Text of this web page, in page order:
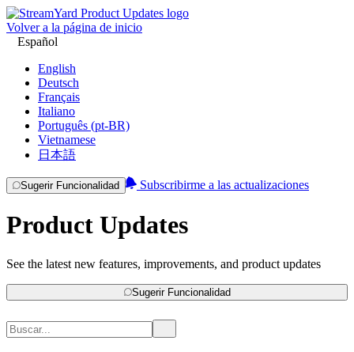
Volver a la página de inicio
Español
English
Deutsch
Français
Italiano
Português (pt-BR)
Vietnamese
日本語
Sugerir Funcionalidad Subscribirme a las actualizaciones
Product Updates
See the latest new features, improvements, and product updates
Sugerir Funcionalidad